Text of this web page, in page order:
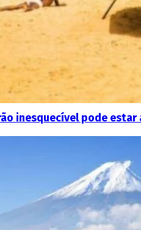
inesquecível pode